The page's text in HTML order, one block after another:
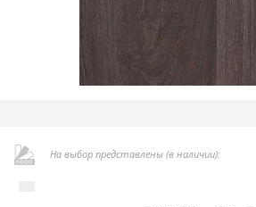
На выбор представлены (в наличии):